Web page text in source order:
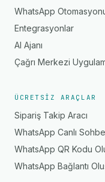
WhatsApp
Entegrasyonlar
AI Ajanı
Çağrı Merkezi
ÜCRETSIZ ARAÇLAR
Sipariş Takip Aracı
WhatsApp Canlı
WhatsApp QR Kodu
WhatsApp Bağlantı